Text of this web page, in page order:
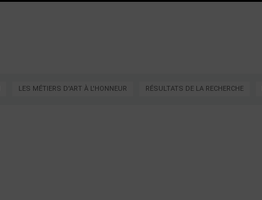
LES MÉTIERS D'ART À L'HONNEUR RÉSULTATS DE LA RECHERCHE